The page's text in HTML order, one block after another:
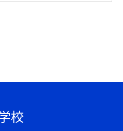
校